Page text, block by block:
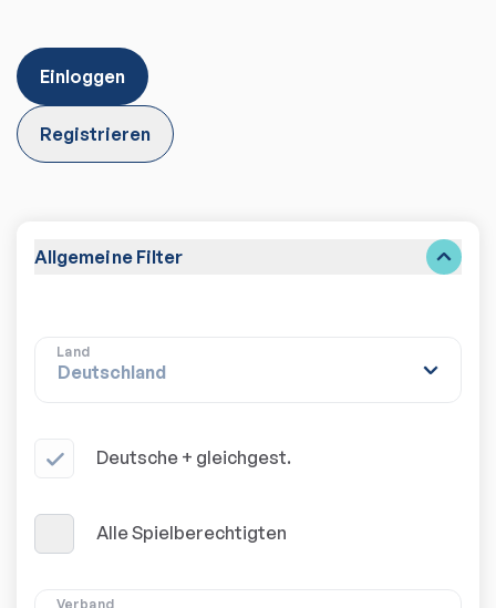
Einloggen
Registrieren
Allgemeine Filter
Land
Deutsche + gleichgest.
Alle Spielberechtigten
Verband